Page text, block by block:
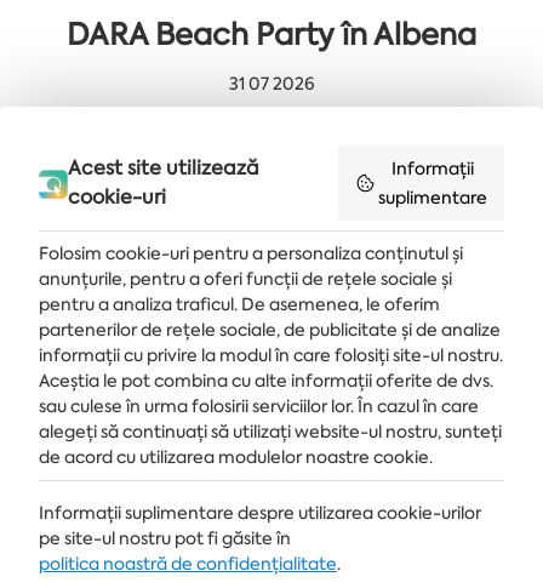
DARA Beach Party în Albena
31 07 2026
29 07 2026
„A Million Dreams” la Albena
Primește ultimele știri și oferte livrate direct în căsuța de e-mail
MĂ ABONEZ
STAȚIUNE
ALBENA.BG
Acest site utilizează
cookie-uri
Informații
suplimentare
Folosim cookie-uri pentru a personaliza conținutul și
anunțurile, pentru a oferi funcții de rețele sociale și
pentru a analiza traficul. De asemenea, le oferim
partenerilor de rețele sociale, de publicitate și de analize
informații cu privire la modul în care folosiți site-ul nostru.
Aceștia le pot combina cu alte informații oferite de dvs.
sau culese în urma folosirii serviciilor lor. În cazul în care
alegeți să continuați să utilizați website-ul nostru, sunteți
de acord cu utilizarea modulelor noastre cookie.
Informații suplimentare despre utilizarea cookie-urilor
pe site-ul nostru pot fi găsite în
politica noastră de confidențialitate.